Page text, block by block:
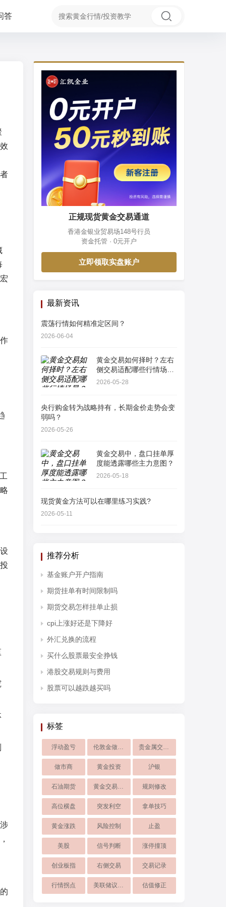
答
正规现货黄金交易通道
香港金银业贸易场148号行员
资金托管 · 0元开户
立即领取实盘账户
最新资讯
震荡行情如何精准定区间？
2026-06-04
黄金交易如何择时？左右
侧交易适配哪些行情场
景？
2026-05-28
央行购金转为战略持有，长期金价走势会变
弱吗？
2026-05-26
黄金交易中，盘口挂单厚
度能透露哪些主力意图？
2026-05-18
现货黄金方法可以在哪里练习实践?
2026-05-11
推荐分析
基金账户开户指南
期货挂单有时间限制吗
期货交易怎样挂单止损
cpi上涨好还是下降好
外汇兑换的流程
买什么股票最安全挣钱
港股交易规则与费用
股票可以越跌越买吗
标签
浮动盈亏 伦敦金做空赚钱方法 贵金属交易公司
做市商 黄金投资 沪银
石油期货 黄金交易APP 规则修改
高位横盘 突发利空 拿单技巧
黄金涨跌 风险控制 止盈
美股 信号判断 涨停撞顶
创业板指 右侧交易 交易记录
行情拐点 美联储议息会议 估值修正